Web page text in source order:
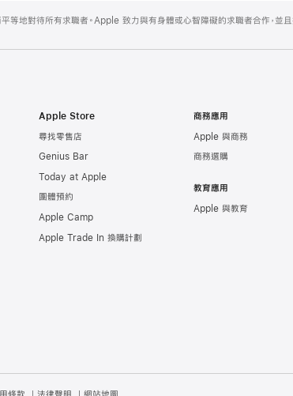
等地對待所有求職者。Apple 致力與有身體或心智障礙的求職者合作，並且
Apple Store
尋找零售店
Genius Bar
Today at Apple
團體預約
Apple Camp
Apple Trade In 換購計劃
商務應用
Apple 與商務
商務選購
教育應用
Apple 與教育